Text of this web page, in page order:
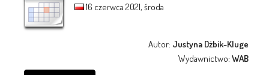
16 czerwca 2021, środa
Autor: Justyna Dżbik-Kluge
Wydawnictwo:WAB